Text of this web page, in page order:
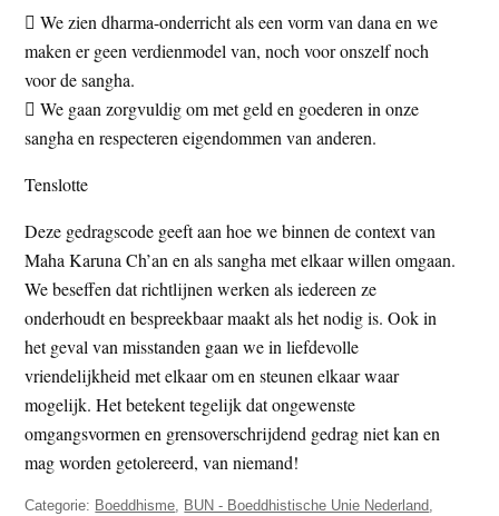
 We zien dharma-onderricht als een vorm van dana en we
maken er geen verdienmodel van, noch voor onszelf noch
voor de sangha.
 We gaan zorgvuldig om met geld en goederen in onze
sangha en respecteren eigendommen van anderen.
Tenslotte
Deze gedragscode geeft aan hoe we binnen de context van
Maha Karuna Ch’an en als sangha met elkaar willen omgaan.
We beseffen dat richtlijnen werken als iedereen ze
onderhoudt en bespreekbaar maakt als het nodig is. Ook in
het geval van misstanden gaan we in liefdevolle
vriendelijkheid met elkaar om en steunen elkaar waar
mogelijk. Het betekent tegelijk dat ongewenste
omgangsvormen en grensoverschrijdend gedrag niet kan en
mag worden getolereerd, van niemand!
Categorie: Boeddhisme, BUN - Boeddhistische Unie Nederland,